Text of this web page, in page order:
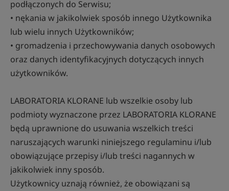
podłączonych do Serwisu;
• nękania w jakikolwiek sposób innego Użytkownika
lub wielu innych Użytkowników;
• gromadzenia i przechowywania danych osobowych
oraz danych identyfikacyjnych dotyczących innych
użytkowników.
LABORATORIA KLORANE lub wszelkie osoby lub
podmioty wyznaczone przez LABORATORIA KLORANE
będą uprawnione do usuwania wszelkich treści
naruszających warunki niniejszego regulaminu i/lub
obowiązujące przepisy i/lub treści nagannych w
jakikolwiek inny sposób.
Użytkownicy uznają również, że obowiązani są